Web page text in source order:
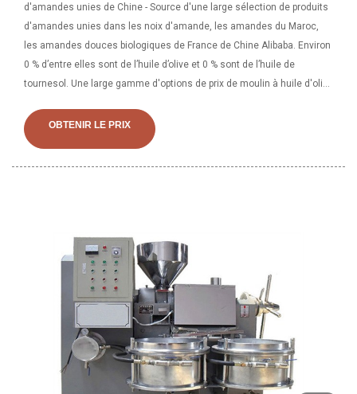
d'amandes unies de Chine - Source d'une large sélection de produits
d'amandes unies dans les noix d'amande, les amandes du Maroc,
les amandes douces biologiques de France de Chine Alibaba. Environ
0 % d’entre elles sont de l’huile d’olive et 0 % sont de l’huile de
tournesol. Une large gamme d'options de prix de moulin à huile d'olive
des types de culture.
OBTENIR LE PRIX